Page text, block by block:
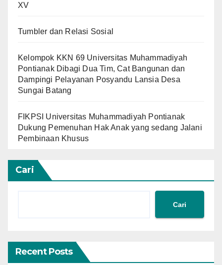
XV
Tumbler dan Relasi Sosial
Kelompok KKN 69 Universitas Muhammadiyah
Pontianak Dibagi Dua Tim, Cat Bangunan dan
Dampingi Pelayanan Posyandu Lansia Desa
Sungai Batang
FIKPSI Universitas Muhammadiyah Pontianak
Dukung Pemenuhan Hak Anak yang sedang Jalani
Pembinaan Khusus
Cari
Cari
Recent Posts